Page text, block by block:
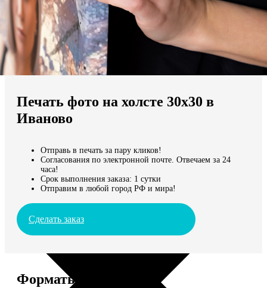
Мы доставляем по всему миру
Продолжить без города
Печать фото на холсте 30х30 в
Иваново
Отправь в печать за пару кликов!
Согласования по электронной почте. Отвечаем за 24
часа!
Срок выполнения заказа: 1 сутки
Отправим в любой город РФ и мира!
Сделать заказ
Форматы и цены